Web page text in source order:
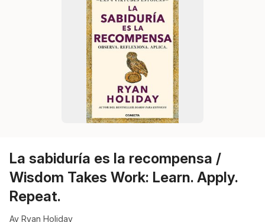
La sabiduría es la recompensa /
Wisdom Takes Work: Learn. Apply.
Repeat.
Av Ryan Holiday